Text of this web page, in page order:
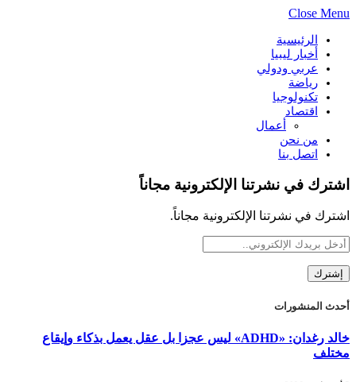
Close Menu
الرئيسية
أخبار ليبيا
عربي ودولي
رياضة
تكنولوجيا
اقتصاد
أعمال
من نحن
اتصل بنا
اشترك في نشرتنا الإلكترونية مجاناً
اشترك في نشرتنا الإلكترونية مجاناً.
أحدث المنشورات
خالد رغدان: «ADHD» ليس عجزا بل عقل يعمل بذكاء وإيقاع
مختلف